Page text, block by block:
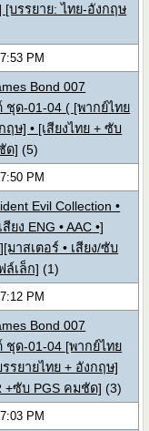
[บรรยาย: ไทย-อังกฤษ
PM
Bond 007
ชุด-01-04 ( [พากย์ไทย
ฤษ] • [เสียงไทย + ซับ
ด] (5)
PM
Evil Collection •
ยง ENG • AAC •]
มาสเตอร์ • เสียง/ซับ
ล์เล็ก] (1)
PM
Bond 007
ชุด-01-04 [พากย์ไทย
รยายไทย + อังกฤษ]
+ซับ PGS คมชัด] (3)
PM